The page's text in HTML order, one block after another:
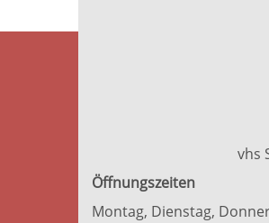
vhs
Öffnungszeiten
Montag, Dienstag,